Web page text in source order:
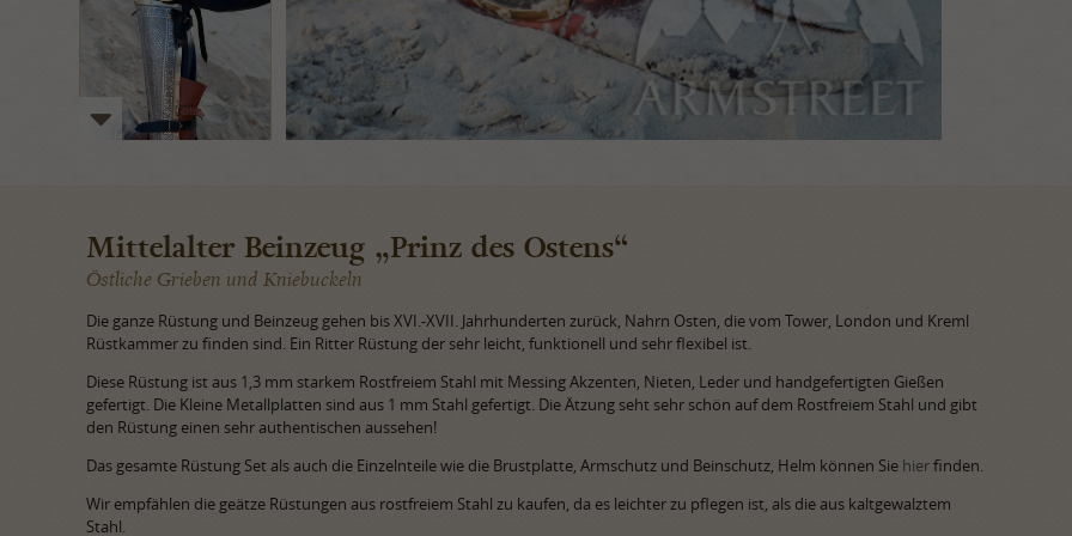
Mittelalter Beinzeug „Prinz des Ostens“
Östliche Grieben und Kniebuckeln
Die ganze Rüstung und Beinzeug gehen bis XVI.-XVII. Jahrhunderten zurück, Nahrn Osten, die vom Tower, London und Kreml
Rüstkammer zu finden sind. Ein Ritter Rüstung der sehr leicht, funktionell und sehr flexibel ist.
Diese Rüstung ist aus 1,3 mm starkem Rostfreiem Stahl mit Messing Akzenten, Nieten, Leder und handgefertigten Gießen
gefertigt. Die Kleine Metallplatten sind aus 1 mm Stahl gefertigt. Die Ätzung seht sehr schön auf dem Rostfreiem Stahl und gibt
den Rüstung einen sehr authentischen aussehen!
Das gesamte Rüstung Set als auch die Einzelnteile wie die Brustplatte, Armschutz und Beinschutz, Helm können Sie hierfinden.
Wir empfählen die geätze Rüstungen aus rostfreiem Stahl zu kaufen, da es leichter zu pflegen ist, als die aus kaltgewalztem
Stahl.